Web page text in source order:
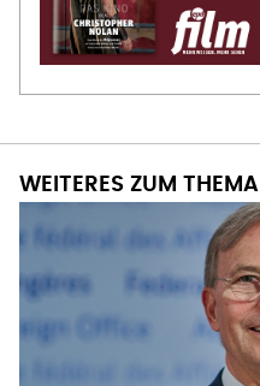
WEITERES ZUM THEMA